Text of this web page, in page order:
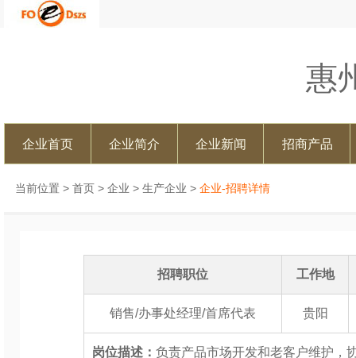
惠
企业首页 企业简介 企业新闻 招商产品
当前位置 > 首页 > 企业 > 生产企业 > 企业-招聘详情
招聘职位 工作地
销售/办事处经理/首席代表 贵阳
岗位描述： 负责产品市场开发和老客户维护，